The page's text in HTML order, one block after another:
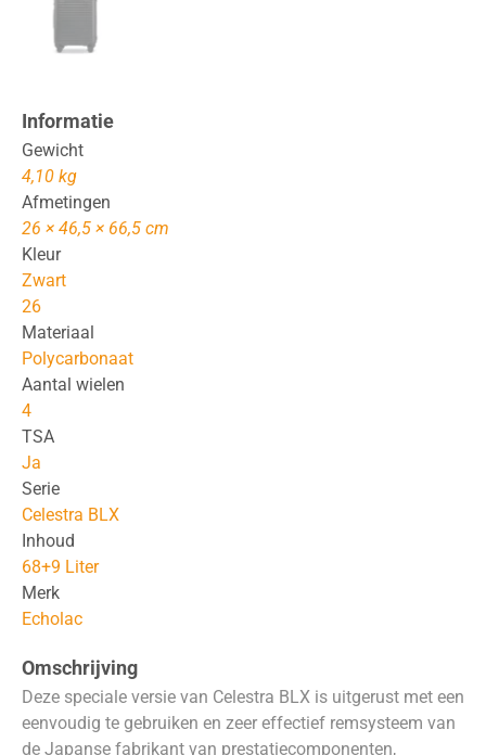
Informatie
Gewicht
4,10 kg
Afmetingen
26 × 46,5 × 66,5 cm
Kleur
Zwart
26
Materiaal
Polycarbonaat
Aantal wielen
4
TSA
Ja
Serie
Celestra BLX
Inhoud
68+9 Liter
Merk
Echolac
Omschrijving
Deze speciale versie van Celestra BLX is uitgerust met een
eenvoudig te gebruiken en zeer effectief remsysteem van
de Japanse fabrikant van prestatiecomponenten,